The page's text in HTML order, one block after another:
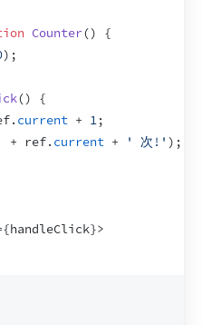
Counter()
{
) ;
()
{
. current + 1;
+ ref. current + ' 次!' ) ;
{handleClick}>